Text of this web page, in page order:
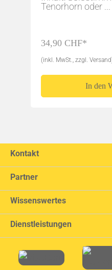
Tenorhorn oder ...
34,90 CHF*
(inkl. MwSt., zzgl.
In den
Kontakt
Partner
Wissenswertes
Dienstleistungen